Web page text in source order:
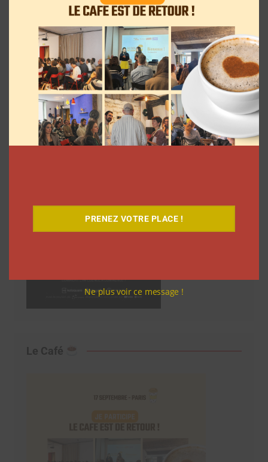
Découvrez notre documentaire
Le Café
PRENEZ VOTRE PLACE !
Ne plus voir ce message !